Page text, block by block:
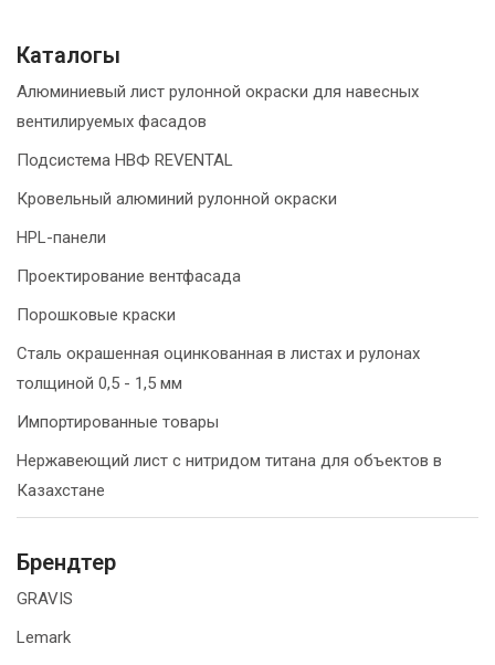
Каталогы
Алюминиевый лист рулонной окраски для навесных
вентилируемых фасадов
Подсистема НВФ REVENTAL
Кровельный алюминий рулонной окраски
HPL-панели
Проектирование вентфасада
Порошковые краски
Сталь окрашенная оцинкованная в листах и рулонах
толщиной 0,5 - 1,5 мм
Импортированные товары
Нержавеющий лист с нитридом титана для объектов в
Казахстане
Брендтер
GRAVIS
Lemark